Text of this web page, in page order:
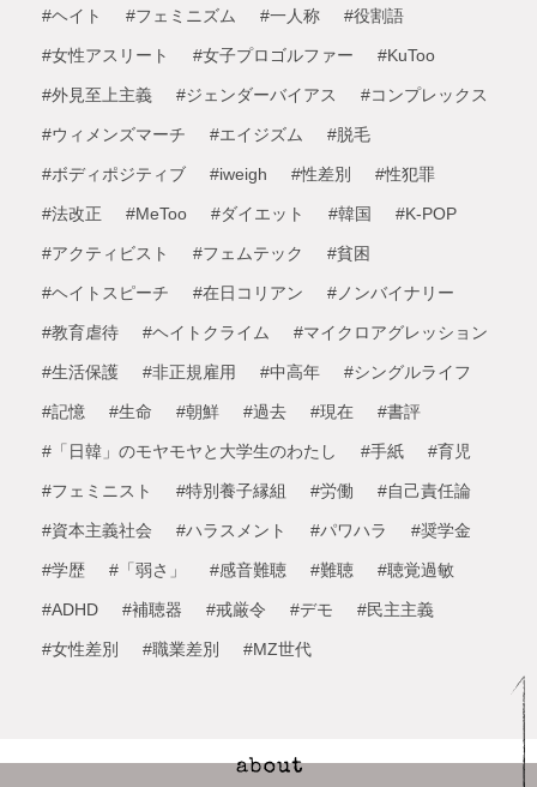
#ヘイト #フェミニズム #一人称 #役割語
#女性アスリート #女子プロゴルファー #KuToo
#外見至上主義 #ジェンダーバイアス #コンプレックス
#ウィメンズマーチ #エイジズム #脱毛
#ボディポジティブ #iweigh #性差別 #性犯罪
#法改正 #MeToo #ダイエット #韓国 #K-POP
#アクティビスト #フェムテック #貧困
#ヘイトスピーチ #在日コリアン #ノンバイナリー
#教育虐待 #ヘイトクライム #マイクロアグレッション
#生活保護 #非正規雇用 #中高年 #シングルライフ
#記憶 #生命 #朝鮮 #過去 #現在 #書評
#「日韓」のモヤモヤと大学生のわたし #手紙 #育児
#フェミニスト #特別養子縁組 #労働 #自己責任論
#資本主義社会 #ハラスメント #パワハラ #奨学金
#学歴 #「弱さ」 #感音難聴 #難聴 #聴覚過敏
#ADHD #補聴器 #戒厳令 #デモ #民主主義
#女性差別 #職業差別 #MZ世代